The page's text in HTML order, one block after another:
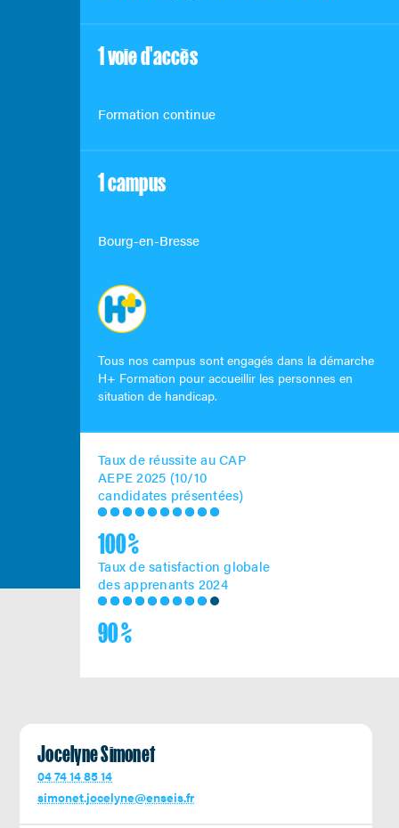
Jocelyne Simonet
04 74 14 85 14
simonet.jocelyne@enseis.fr
1 voie d'accès
Formation continue
1 campus
Bourg-en-Bresse
Tous nos campus sont engagés dans la démarche
H+ Formation pour accueillir les personnes en
situation de handicap.
Taux de réussite au CAP
AEPE 2025 (10/10
candidates présentées)
100 %
Taux de satisfaction globale
des apprenants 2024
90 %